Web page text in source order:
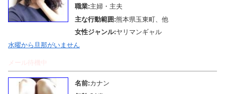
職業:主婦・主夫
主な行動範囲:熊本県玉東町、他
女性ジャンル:ヤリマンギャル
水曜から旦那がいません
メール待機中
名前:カナン